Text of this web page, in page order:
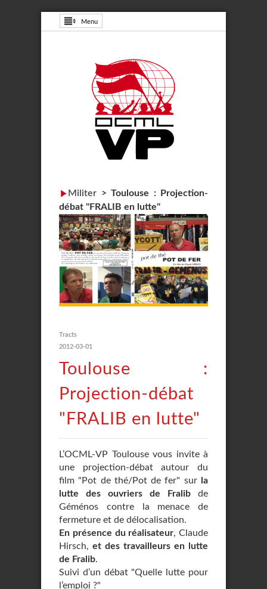
Menu
Militer > Toulouse : Projection-
débat "FRALIB en lutte"
Tracts
2012-03-01
Toulouse :
Projection-débat
"FRALIB en lutte"
L’OCML-VP Toulouse vous invite à
une projection-débat autour du
film "Pot de thé/Pot de fer" sur
la
lutte des ouvriers de Fralib de
Géménos contre la menace de
fermeture et de délocalisation.
En présence du réalisateur, Claude
Hirsch, et des travailleurs en lutte
de Fralib.
Suivi d’un débat "Quelle lutte pour
l’emploi ?"